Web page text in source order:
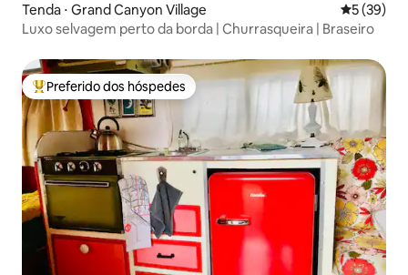
Tenda ⋅ Grand Canyon Village 5 de uma
5 (39)
Luxo selvagem perto da borda | Churrasqueira | Braseiro
Entre os melhores preferidos dos hóspedes
Preferido dos hóspedes